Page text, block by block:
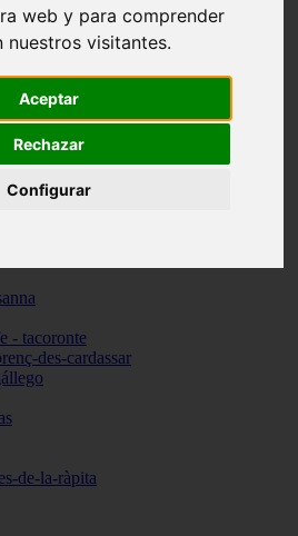
web y para comprender
nuestros visitantes.
Aceptar
Rechazar
Configurar
iguña
lillet
- tacoronte
des-cardassar
de-la-ràpita